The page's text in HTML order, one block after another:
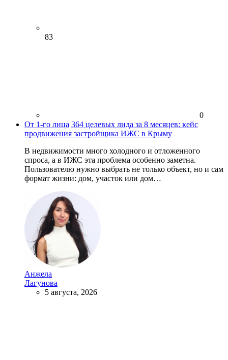
83
0
От 1-го лица 364 целевых лида за 8 месяцев: кейс
продвижения застройщика ИЖС в Крыму
В недвижимости много холодного и отложенного
спроса, а в ИЖС эта проблема особенно заметна.
Пользователю нужно выбрать не только объект, но и сам
формат жизни: дом, участок или дом…
Анжела
Лагунова
5 августа, 2026